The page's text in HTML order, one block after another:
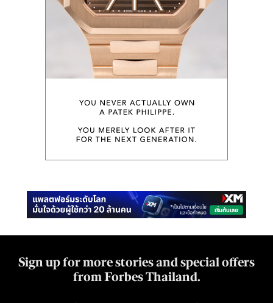
Sign up for more stories and special offers
from Forbes Thailand.